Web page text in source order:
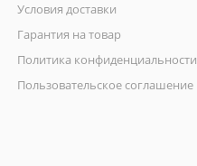
Условия доставки
Гарантия на товар
Политика конфиденциальности
Пользовательское соглашение